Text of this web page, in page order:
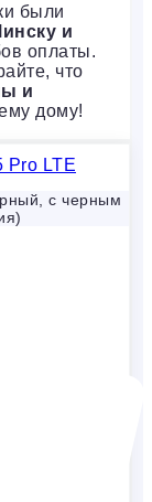
были
и
оплаты.
что
и
дому!
с черным